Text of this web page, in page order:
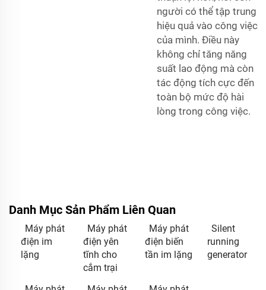
người có thể tập trung
hiệu quả vào công việc
của mình. Điều này
không chỉ tăng năng
suất lao động mà còn
tác động tích cực đến
toàn bộ mức độ hài
lòng trong công việc.
Danh Mục Sản Phẩm Liên Quan
Máy phát
điện im
lặng
Máy phát
điện yên
tĩnh cho
cắm trại
Máy phát
điện biến
tần im lặng
Silent
running
generator